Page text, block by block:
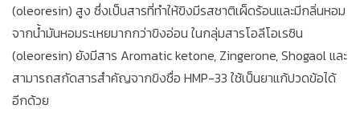
(oleoresin) สูง ซึ่งเป็นสารที่ทำให้ขิงมีรสชาติเผ็ดร้อนและมีกลิ่นหอม
จากน้ำมันหอมระเหยมากกว่าขิงอ่อน ในกลุ่มสารโอลีโอเรซิน
(oleoresin) ยังมีสาร Aromatic ketone, Zingerone, Shogaol และ
สามารถสกัดสารสำคัญจากขิงชื่อ HMP-33 ใช้เป็นยาแก้ปวดข้อได้
อีกด้วย